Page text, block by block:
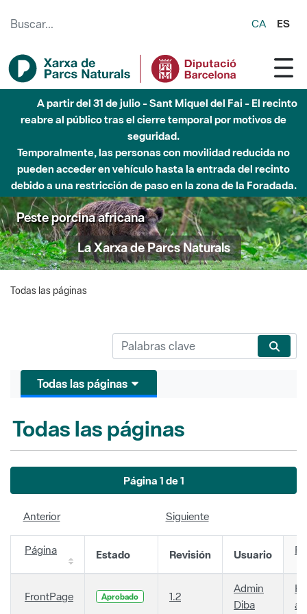
CA ES
A partir del 31 de julio - Sant Miquel del Fai - El recinto
reabre al público tras el cierre temporal por motivos de
seguridad.
Temporalmente, las personas con movilidad reducida no
pueden acceder en vehículo hasta la entrada del recinto
debido a una restricción de paso en la zona de la Foradada.
Peste porcina africana
La Xarxa de Parcs Naturals
Todas las páginas
Todas las páginas
Todas las páginas
Página 1 de 1
Anterior Siguiente
Página Estado Revisión Usuario
FrontPage Aprobado 1.2
Admin
Diba